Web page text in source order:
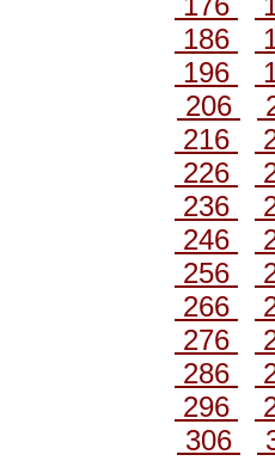
186
196
206
216
226
236
246
256
266
276
286
296
306